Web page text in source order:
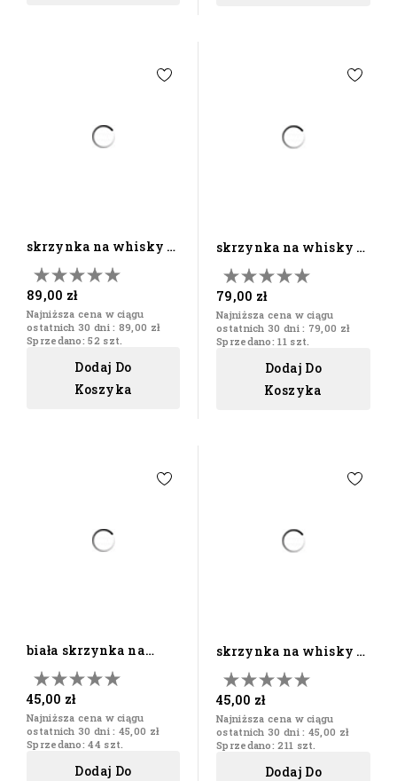
skrzynka na whisky z
grawerem i dwie
szklanki
89,00 zł
Najniższa cena w ciągu
ostatnich 30 dni : 89,00 zł
Sprzedano: 52 szt.
Dodaj Do
Koszyka
skrzynka na whisky z
grawerem i dwie...
79,00 zł
Najniższa cena w ciągu
ostatnich 30 dni : 79,00 zł
Sprzedano: 11 szt.
Dodaj Do
Koszyka
biała skrzynka na
whisky z grawerem
45,00 zł
Najniższa cena w ciągu
ostatnich 30 dni : 45,00 zł
Sprzedano: 44 szt.
Dodaj Do
skrzynka na whisky w
kolorze orzech grawer
45,00 zł
Najniższa cena w ciągu
ostatnich 30 dni : 45,00 zł
Sprzedano: 211 szt.
Dodaj Do